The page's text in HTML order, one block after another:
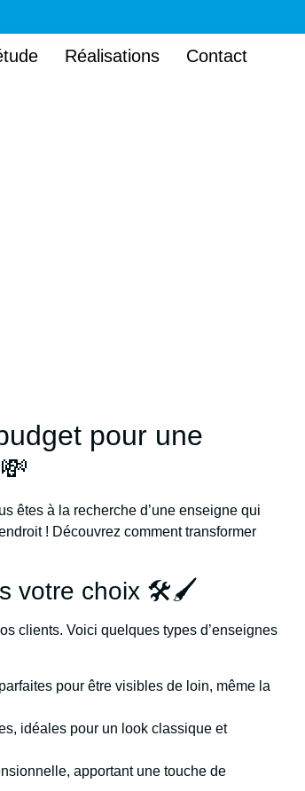
Réalisations Contact
pour une
êtes à la recherche d’une enseigne qui
! Découvrez comment transformer
votre choix 🛠️🖌️
clients. Voici quelques types d’enseignes
pour être visibles de loin, même la
idéales pour un look classique et
apportant une touche de